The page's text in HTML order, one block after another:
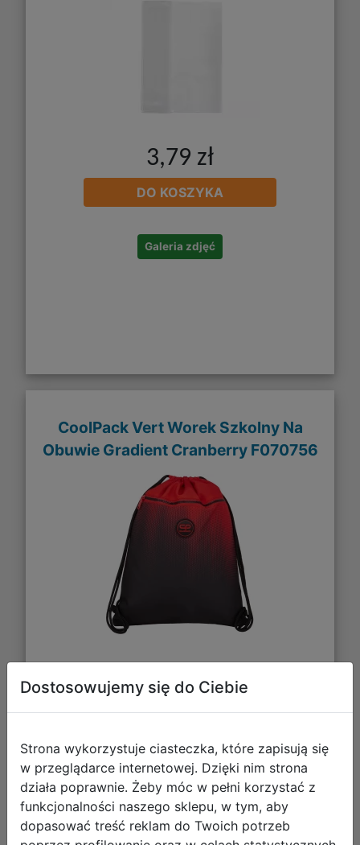
3,79 zł
DO KOSZYKA
Galeria zdjęć
CoolPack Vert Worek Szkolny Na
Obuwie Gradient Cranberry F070756
27,99 zł
DO KOSZYKA
Galeria zdjęć
Dostosowujemy się do Ciebie
Strona wykorzystuje ciasteczka, które zapisują się
w przeglądarce internetowej. Dzięki nim strona
działa poprawnie. Żeby móc w pełni korzystać z
funkcjonalności naszego sklepu, w tym, aby
dopasować treść reklam do Twoich potrzeb